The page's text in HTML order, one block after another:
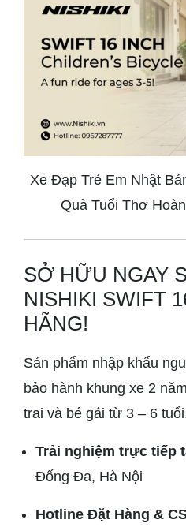
Xe Đạp Trẻ Em Nhật
Quà Tuổi Thơ
SỞ HỮU NGAY
NISHIKI SWIFT
HÃNG!
Sản phẩm nhập khẩu
bảo hành khung xe 2
trai và bé gái từ 3 – 6
Trải nghiệm trực tiếp
Đống Đa, Hà Nội
Hotline Đặt Hàng &